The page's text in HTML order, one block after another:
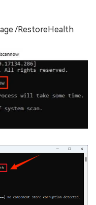
/RestoreHealth